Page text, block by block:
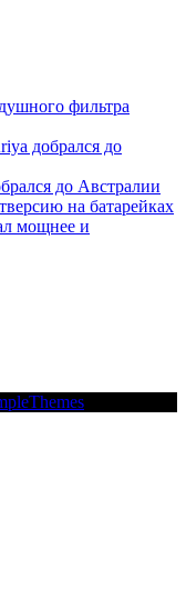
фильтра
добрался до
до Австралии
на батарейках
мощнее и